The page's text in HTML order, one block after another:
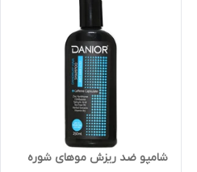
شامپو ضد ریزش موهای شوره